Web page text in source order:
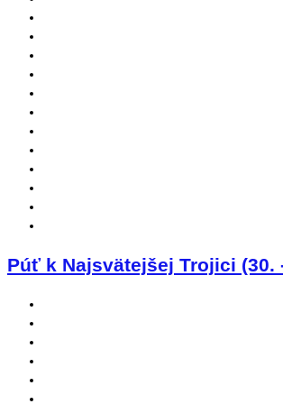
Púť k Najsvätejšej Trojici (30.